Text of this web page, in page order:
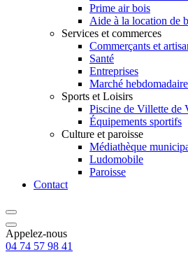
Prime air bois
Aide à la location de
Services et commerces
Commerçants et
Santé
Entreprises
Marché hebdomadaire
Sports et Loisirs
Piscine de Villette de
Équipements sportifs
Culture et paroisse
Médiathèque
Ludomobile
Paroisse
Contact
Appelez-nous
04 74 57 98 41